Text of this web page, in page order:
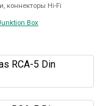
коннекторы Hi-Fi
Box